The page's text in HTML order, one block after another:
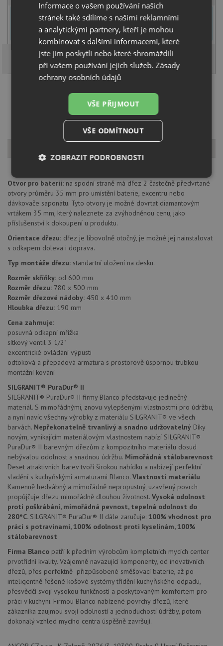
U tohoto dřezu je možnévyvrtat otvor na baterii dle přání
zákazníka. Umístění otvoru můžete specifikovat v dalším kroku na
stránce nákupního košíku.
Načíst dalších 5 ze zbývajících 43 setů
Otvor pro baterii: na spodní straně má dřez 2 částečně předvrtané
otvory průměru 35 mm pro umístění baterie, excentru nebo
dávkovače saponátu. Tyto otvory je možné dovrtat diamantovým
vrtákem 35 mm, který naleznete za zvýhodněnou cenu, jako
příslušenství k dokoupení u produktu.
Orientace dřezu: dřez je libovolně otočný, je možné jej nainstalovat
s odkapem doleva i doprava.
Typ montáže dřezu: standartní uložení na desku.
Rozměr skříňky: od 600 mm
Rozměr dřezu: 780 x 500 mm
Rozměr dřezové nádoby: 450 x 410 mm
Hloubka dřezu: 190 mm
Cena zahrnuje:
posuvná odkapní mřížka
sítkový ventil 3 1/2"
excentrické ovládání výpusti
odtoková a přepadová armatura s prostorově úspornou trubkou
montážní kování
SILGRANIT® PuraDur® II
SILGRANIT® PuraDur® II firmy Blanco představuje jedinečný
materiál. S mimořádnými, znovu vylepšenými vlastnostmi pro údržbu,
a nyní navíc všechny výrobky z materiálu SILGRANIT® ve všech
barvách. Nepřekonatelně trvanlivý a snadno udržovatelný Díky
novým, vynikajícím materiálovým vlastnostem nabízí SILGRANIT®
PuraDur® II barevným dřezům z kompozitního materiálu dosud
nebývalou odolnost a snadnou údržbu. Mimořádná stálobarevnost
Deset atraktivních barev tvoří širokou nabídku a nabízejí perfektní
sladění s kuchyňskými armaturami Blanco. Vlastnosti materiálu
Kamenně hedvábný a mimořádně nepropustný, uzavřený povrch
propůjčuje dřezu mimořádně dlouhou životnost. Vysoká odolnost
proti poškrábání, mimořádná pevnost, tepelná odolnost do
280°C. SILGRANIT® PuraDur® II dále zaručuje: 100% vhodnost pro
práci s potravinami, 100% odolnost proti kyselinám, 100%
stálobarevnost
Firma Blanco patří k předním výrobcům kompletních mycích center
prvotřídní kvality. Vzájemně navazující komponenty, od inovativních
dřezů, přes perfektně přizpůsobené směšovací baterie, až po
inteligentně řešené košové systémy třídění kuchyňského odpadu,
přesvědčí svojí vysokou funkčností a poskytovaným komfortem pro
práci v kuchyni. Firmou Blanco nabízené povrchy dřezů, které
zákazníka zaujmou svojí odolností a jednoduchostí údržby, potom
dokonalý vzhled mycího centra úspěšně završují.
Informace o vašem používání našich
stránek také sdílíme s našimi reklamními
a analytickými partnery, kteří je mohou
kombinovat s dalšími informacemi, které
jste jim poskytli nebo které shromáždili
při vašem používání jejich služeb.Zásady
ochrany osobních údajů
VŠE PŘIJMOUT
VŠE ODMÍTNOUT
ZOBRAZIT PODROBNOSTI
Nezbytně
nutné
soubory
Výkonové
soubory
Soubory
cílení
Funkční soubory
Nezařazené
soubory
Nezbytně nutné soubory
Nezbytně nutné soubory cookie umožňují základní
funkce webových stránek, jako je přihlášení
uživatele a správa účtu. Webové stránky nelze bez
Název
Poskytovatel/
Doména
Vyprší
udid .drezy-blanco.cz
4 týdny 2
dny
mají
AWSALBCORS
Amazon.com Inc.
widget-
mediator.zopim.com
1 týden
Pro
použití
zásadách ochrany soukromí společnosti Google